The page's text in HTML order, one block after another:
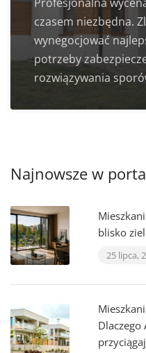
czasem niezbędna.
wynegocjować
potrzeby
rozwiązywania
Najnowsze w
blisko
25 lipca,
Dlaczego